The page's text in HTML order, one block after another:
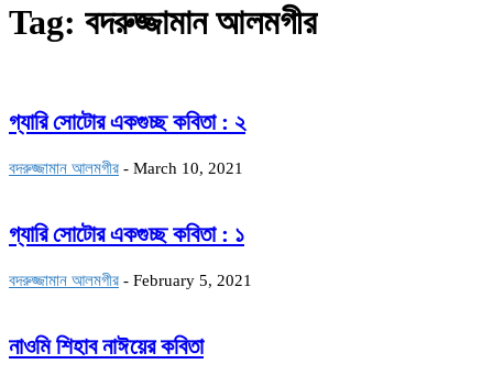
Tag: বদরুজ্জামান আলমগীর
গ্যারি সোটোর একগুচ্ছ কবিতা : ২
বদরুজ্জামান আলমগীর - March 10, 2021
গ্যারি সোটোর একগুচ্ছ কবিতা : ১
বদরুজ্জামান আলমগীর - February 5, 2021
নাওমি শিহাব নাঈয়ের কবিতা